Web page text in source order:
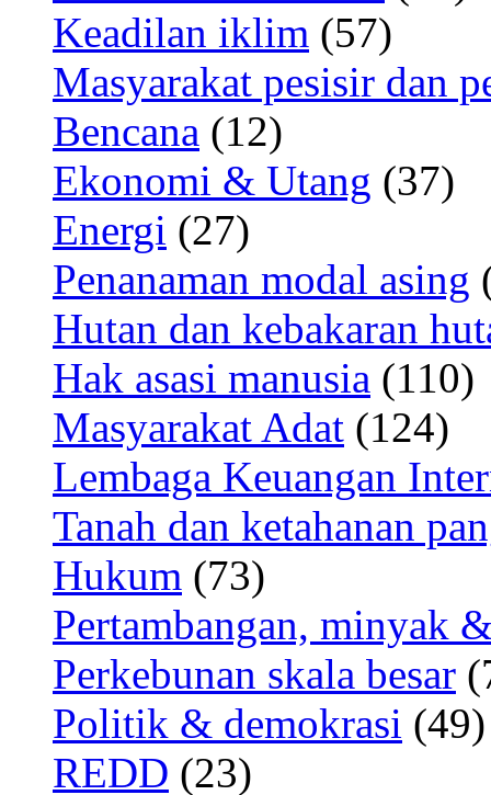
Keadilan iklim (57)
Masyarakat pesisir dan
Bencana (12)
Ekonomi & Utang (37)
Energi (27)
Penanaman modal asing
Hutan dan kebakaran
Hak asasi manusia (110)
Masyarakat Adat (124)
Lembaga Keuangan
Tanah dan ketahanan
Hukum (73)
Pertambangan, minyak
Perkebunan skala besar
Politik & demokrasi (49)
REDD (23)